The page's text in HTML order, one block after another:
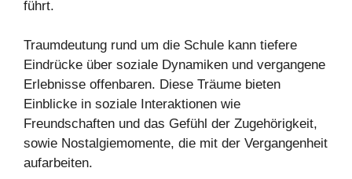
Traumdeutung rund um die Schule kann tiefere
Eindrücke über soziale Dynamiken und vergangene
Erlebnisse offenbaren. Diese Träume bieten
Einblicke in soziale Interaktionen wie
Freundschaften und das Gefühl der Zugehörigkeit,
sowie Nostalgiemomente, die mit der Vergangenheit
aufarbeiten.